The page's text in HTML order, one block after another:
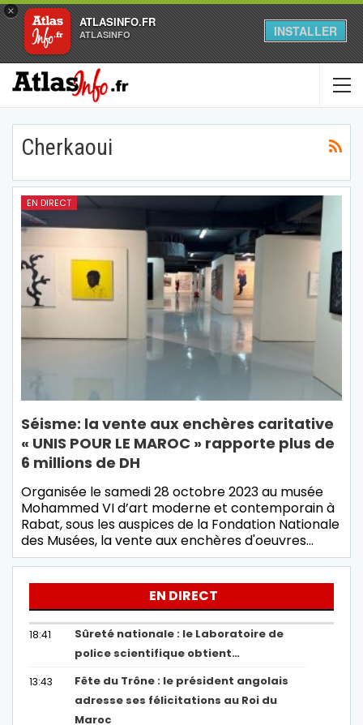
×
ATLASINFO.FR
ATLASINFO INSTALLER
Cherkaoui
EN DIRECT
Séisme: la vente aux enchères caritative
« UNIS POUR LE MAROC » rapporte plus de
6 millions de DH
Organisée le samedi 28 octobre 2023 au musée
Mohammed VI d’art moderne et contemporain à
Rabat, sous les auspices de la Fondation Nationale
des Musées, la vente aux enchères d'oeuvres…
EN DIRECT
18:41
Sûreté nationale : le Laboratoire de
police scientifique obtient…
13:43
Fête du Trône : le président angolais
adresse ses félicitations au Roi du
Maroc